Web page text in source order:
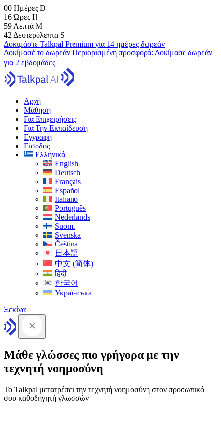
00 Ημέρες D
16 Ώρες H
59 Λεπτά M
41 Δευτερόλεπτα S
Δοκιμάστε Talkpal Premium για 14 ημέρες δωρεάν
Δοκίμασέ το δωρεάν Περιορισμένη προσφορά: Δοκίμασε δωρεάν
για 2 εβδομάδες
Αρχή
Μάθηση
Για Επιχειρήσεις
Για Την Εκπαίδευση
Εγγραφή
Είσοδος
Ελληνικά
English
Deutsch
Français
Español
Italiano
Português
Nederlands
Suomi
Svenska
Čeština
日本語
中文 (简体)
हिंदी
한국어
Українська
Ξεκίνα
Μάθε γλώσσες πιο γρήγορα με την
τεχνητή νοημοσύνη
Το Talkpal μετατρέπει την τεχνητή νοημοσύνη στον προσωπικό
σου καθοδηγητή γλωσσών